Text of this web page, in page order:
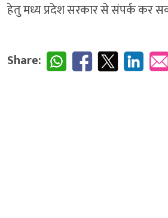
हेतु मध्य प्रदेश सरकार से संपर्क कर
Share: